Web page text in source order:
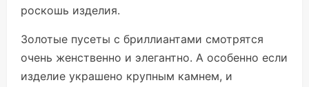
роскошь изделия.
Золотые пусеты с бриллиантами смотрятся
очень женственно и элегантно. А особенно если
изделие украшено крупным камнем, и